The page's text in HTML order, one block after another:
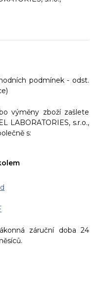
podmínek - odst.
výměny zboží zašlete
LABORATORIES, s.r.o.,
s:
záruční doba 24